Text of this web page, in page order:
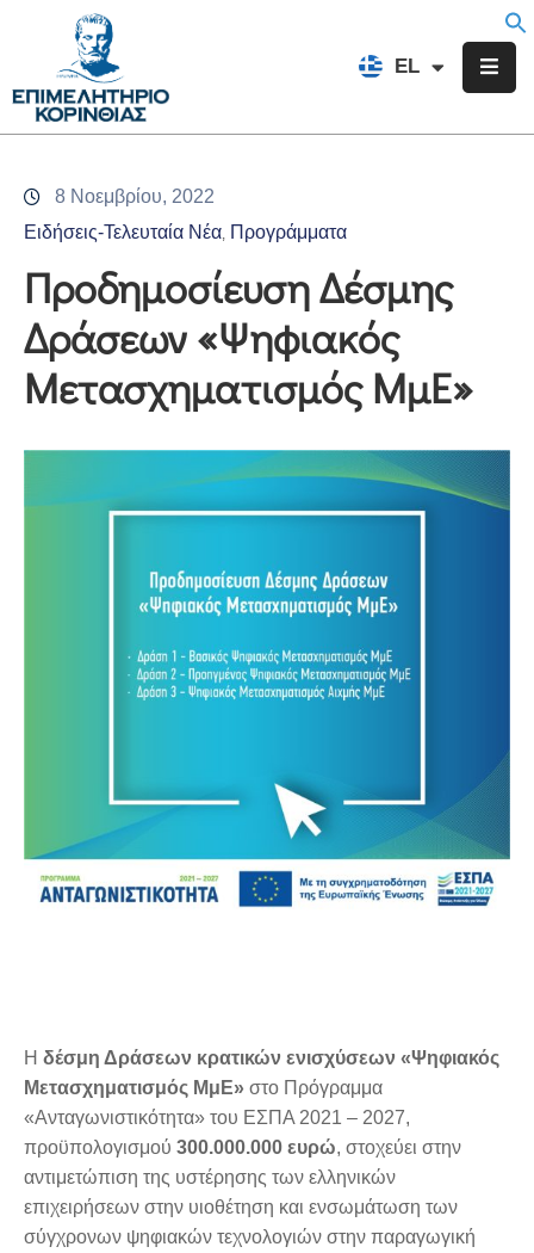
EL
FR
Επιμελητήριο
Υπηρεσίες
Προγράμματα
Δράσεις
Εκδηλώσεις
8 Νοεμβρίου, 2022
Ειδήσεις-Τελευταία Νέα Προγράμματα
Προδημοσίευση Δέσμης
Δράσεων «Ψηφιακός
Μετασχηματισμός ΜμΕ»
Η δέσμη Δράσεων κρατικών ενισχύσεων «Ψηφιακός
Μετασχηματισμός ΜμΕ» στο Πρόγραμμα
«Ανταγωνιστικότητα» του ΕΣΠΑ 2021 – 2027,
προϋπολογισμού 300.000.000 ευρώ, στοχεύει στην
αντιμετώπιση της υστέρησης των ελληνικών
επιχειρήσεων στην υιοθέτηση και ενσωμάτωση των
σύγχρονων ψηφιακών τεχνολογιών στην παραγωγική